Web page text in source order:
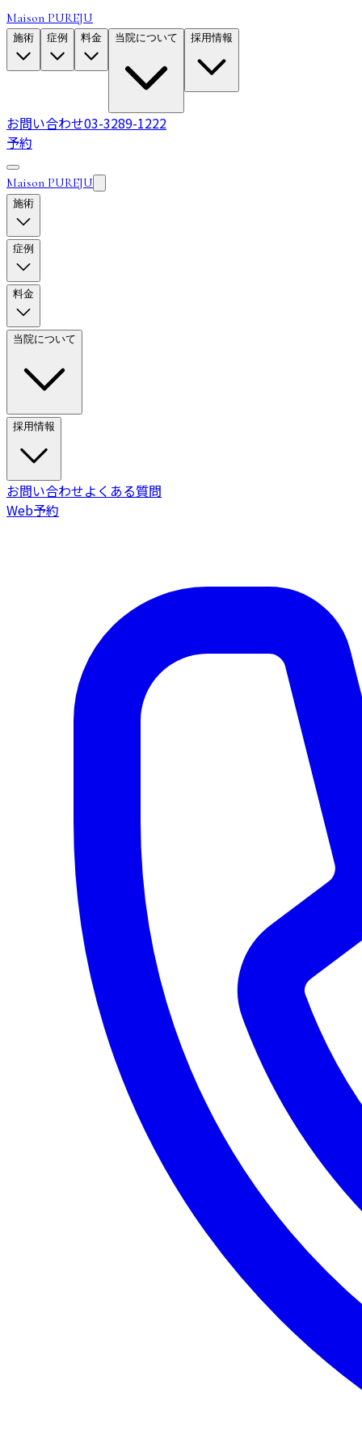
Maison PUREJU
施術 症例 料金 当院について 採用情報
お問い合わせ03-3289-1222
予約
Maison PUREJU
施術
症例
料金
当院について
採用情報
お問い合わせよくある質問
Web予約